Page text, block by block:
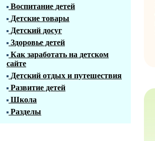
Воспитание детей
Детские товары
Детский досуг
Здоровье детей
Как заработать на детском
сайте
Детский отдых и путешествия
Развитие детей
Школа
Разделы